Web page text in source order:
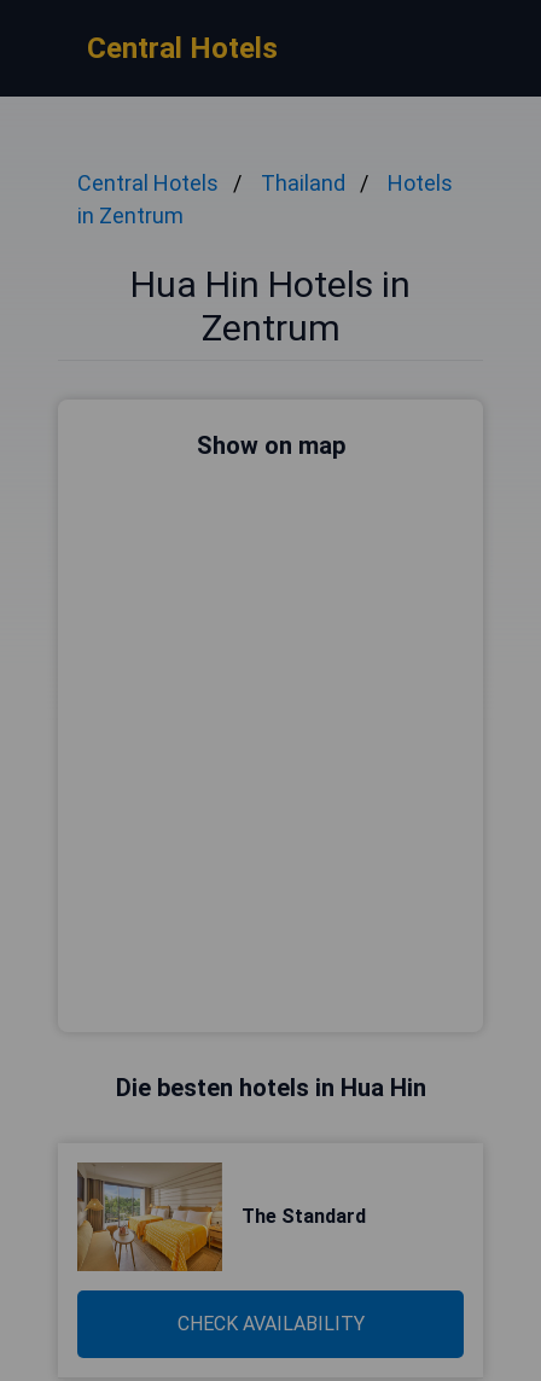
Central Hotels
Central Hotels Thailand
Hotels
in Zentrum
Hua Hin Hotels in
Zentrum
Show on map
Die besten hotels in Hua Hin
The Standard
CHECK AVAILABILITY